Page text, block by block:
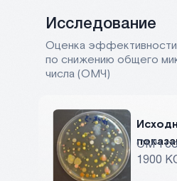
Исследование
Оценка эффективности
по снижению общего
числа (ОМЧ)
ОМЧ
1900